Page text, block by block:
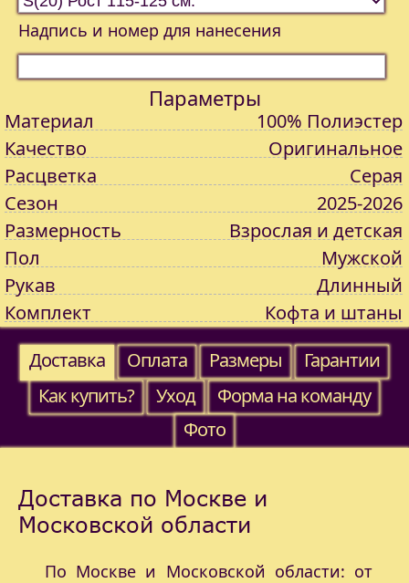
Надпись и номер для нанесения
Параметры
Материал
100% Полиэстер
Качество
Оригинальное
Расцветка
Серая
Сезон
2025-2026
Размерность
Взрослая и детская
Пол
Мужской
Рукав
Длинный
Комплект
Кофта и штаны
Доставка
Оплата Размеры
Гарантии
Как купить?
Уход
Форма на команду
Фото
Доставка по Москве и
Московской области
По Москве и Московской области: от